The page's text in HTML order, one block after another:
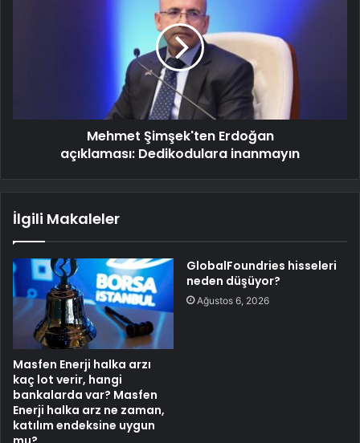
Mehmet Şimşek'ten Erdoğan
açıklaması: Dedikodulara inanmayın
İlgili Makaleler
Masfen Enerji halka arzı
kaç lot verir, hangi
bankalarda var? Masfen
Enerji halka arz ne zaman,
katılım endeksine uygun
GlobalFoundries hisseleri
neden düşüyor?
Ağustos 6, 2026